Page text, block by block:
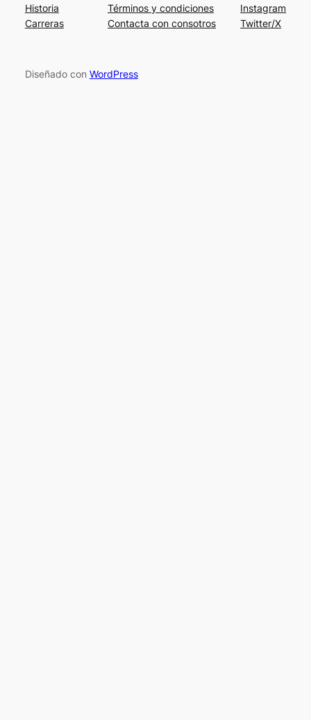
Historia
Carreras
Términos y condiciones
Contacta con consotros
Instagram
Twitter/X
Diseñado con WordPress